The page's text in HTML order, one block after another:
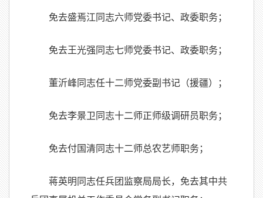
免去盛焉江同志六师党委书记、政委职务；
免去王光强同志七师党委书记、政委职务；
董沂峰同志任十二师党委副书记（援疆）；
免去李景卫同志十二师正师级调研员职务；
免去付国清同志十二师总农艺师职务；
蒋英明同志任兵团监察局局长，免去其中共